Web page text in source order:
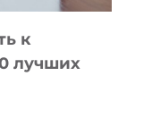
к
лучших